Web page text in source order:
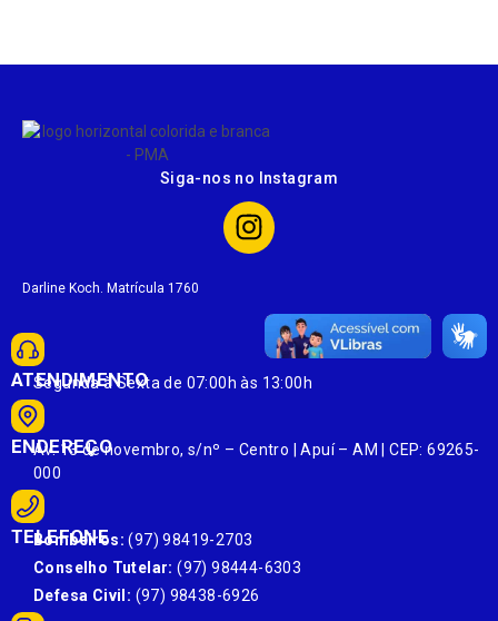
Siga-nos no Instagram
Darline Koch. Matrícula 1760
ATENDIMENTO
Segunda à Sexta de 07:00h às 13:00h
ENDEREÇO
Av. 13 de novembro, s/nº – Centro | Apuí – AM | CEP: 69265-
000
TELEFONE
Bombeiros: (97) 98419-2703
Conselho Tutelar: (97) 98444-6303
Defesa Civil: (97) 98438-6926